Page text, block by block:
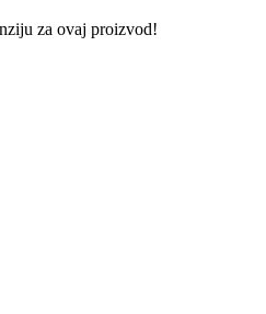
za ovaj proizvod!